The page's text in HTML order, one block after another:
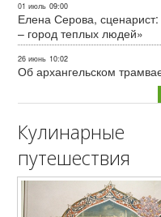
01 июль 09:00
Елена Серова, сценарист:
– город теплых людей»
26 июнь 10:02
Об архангельском
Кулинарные
путешествия